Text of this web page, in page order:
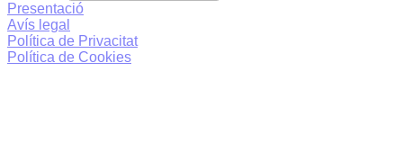
Presentació
Avís legal
Política de Privacitat
Política de Cookies